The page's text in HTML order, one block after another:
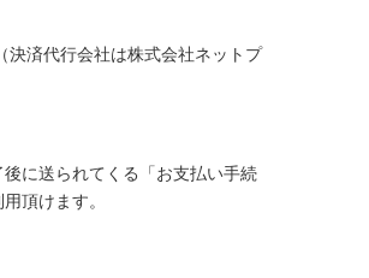
済代行会社は株式会社ネットプ
に送られてくる「お支払い手続
頂けます。